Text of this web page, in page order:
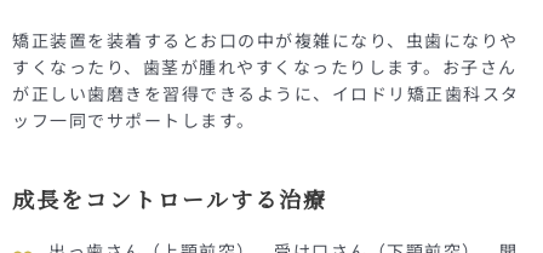
矯正装置を装着するとお口の中が複雑になり、虫歯になりや
すくなったり、歯茎が腫れやすくなったりします。お子さん
が正しい歯磨きを習得できるように、イロドリ矯正歯科スタ
ッフ一同でサポートします。
成長をコントロールする治療